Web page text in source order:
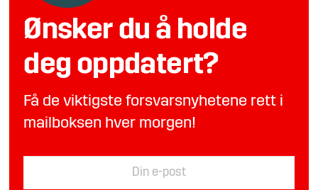
Ønsker du å holde
deg oppdatert?
Få de viktigste forsvarsnyhetene rett i
mailboksen hver morgen!